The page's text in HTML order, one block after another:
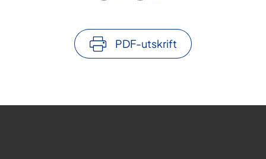
PDF-utskrift